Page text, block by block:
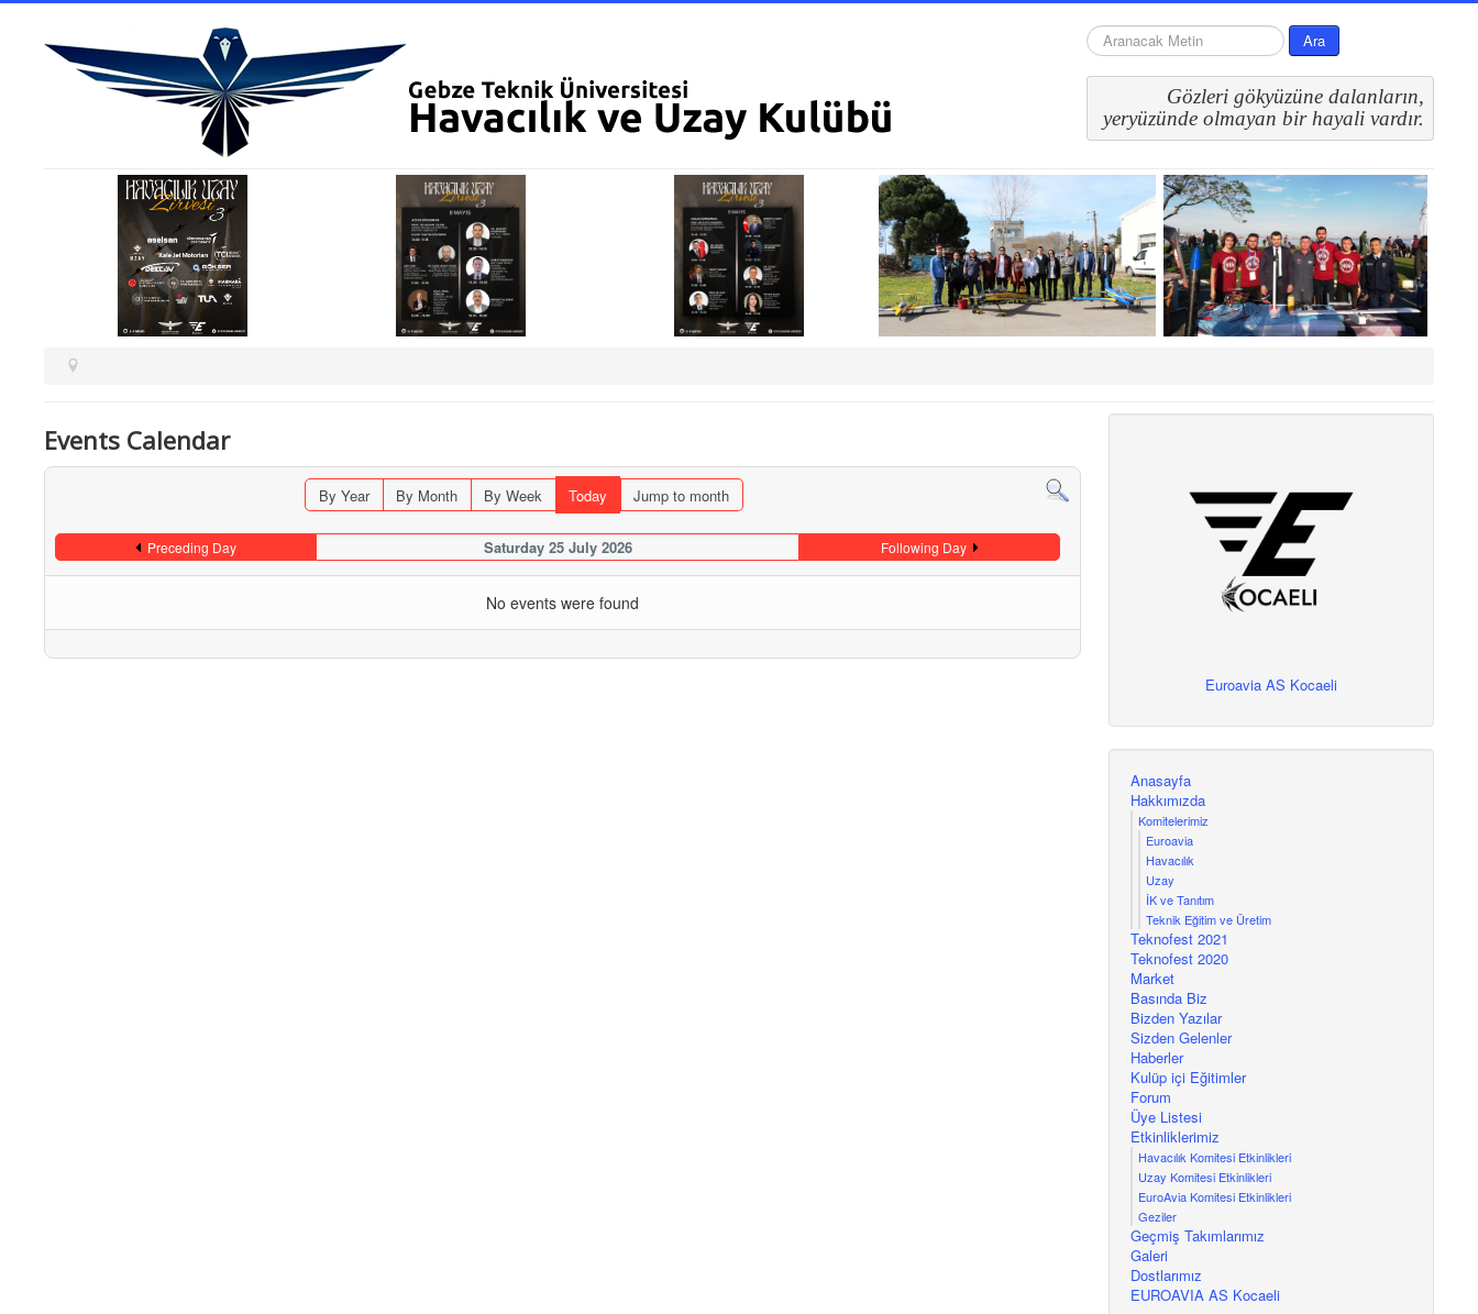
arama... Ara
Gözleri gökyüzüne dalanların,
yeryüzünde olmayan bir hayali vardır.
Events Calendar
By Year By Month By Week Today Jump to month
Preceding Day Saturday 25 July 2026 Following Day
No events were found
Euroavia AS Kocaeli
Anasayfa
Hakkımızda
Komitelerimiz
Euroavia
Havacılık
Uzay
İK ve Tanıtım
Teknik Eğitim ve Üretim
Teknofest 2021
Teknofest 2020
Market
Basında Biz
Bizden Yazılar
Sizden Gelenler
Haberler
Kulüp içi Eğitimler
Forum
Üye Listesi
Etkinliklerimiz
Havacılık Komitesi Etkinlikleri
Uzay Komitesi Etkinlikleri
EuroAvia Komitesi Etkinlikleri
Geziler
Geçmiş Takımlarımız
Galeri
Dostlarımız
EUROAVIA AS Kocaeli